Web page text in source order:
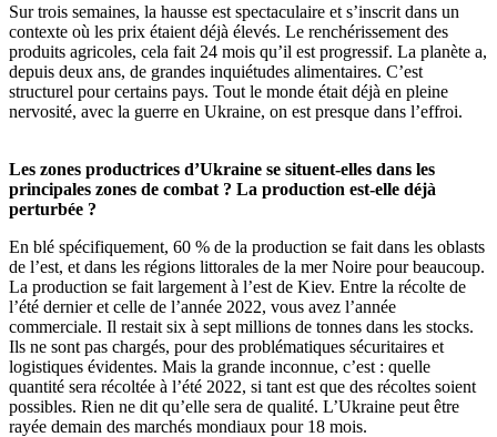
Sur trois semaines, la hausse est spectaculaire et s’inscrit dans un
contexte où les prix étaient déjà élevés. Le renchérissement des
produits agricoles, cela fait 24 mois qu’il est progressif. La planète a,
depuis deux ans, de grandes inquiétudes alimentaires. C’est
structurel pour certains pays. Tout le monde était déjà en pleine
nervosité, avec la guerre en Ukraine, on est presque dans l’effroi.
Les zones productrices d’Ukraine se situent-elles dans les
principales zones de combat ? La production est-elle déjà
perturbée ?
En blé spécifiquement, 60 % de la production se fait dans les oblasts
de l’est, et dans les régions littorales de la mer Noire pour beaucoup.
La production se fait largement à l’est de Kiev. Entre la récolte de
l’été dernier et celle de l’année 2022, vous avez l’année
commerciale. Il restait six à sept millions de tonnes dans les stocks.
Ils ne sont pas chargés, pour des problématiques sécuritaires et
logistiques évidentes. Mais la grande inconnue, c’est : quelle
quantité sera récoltée à l’été 2022, si tant est que des récoltes soient
possibles. Rien ne dit qu’elle sera de qualité. L’Ukraine peut être
rayée demain des marchés mondiaux pour 18 mois.